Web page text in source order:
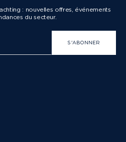
: nouvelles offres, événements
du secteur.
S'ABONNER